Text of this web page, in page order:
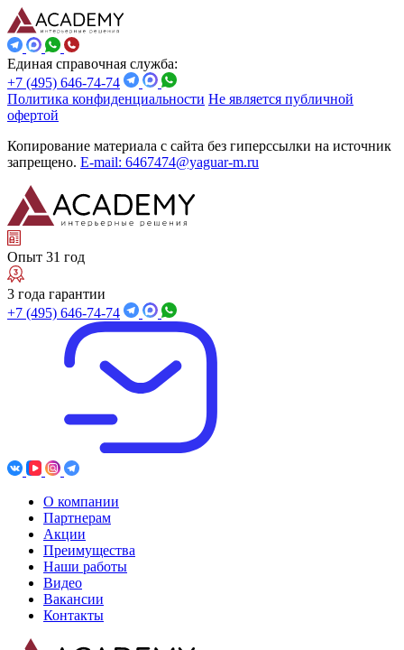
Единая справочная служба:
+7 (495) 646-74-74
Политика конфиденциальности Не является публичной
офертой
Копирование материала с сайта без гиперссылки на источник
запрещено. E-mail: 6467474@yaguar-m.ru
Опыт 31 год
3 года гарантии
+7 (495) 646-74-74
О компании
Партнерам
Акции
Преимущества
Наши работы
Видео
Вакансии
Контакты